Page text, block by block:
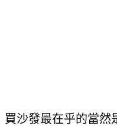
買沙發最在乎的當然